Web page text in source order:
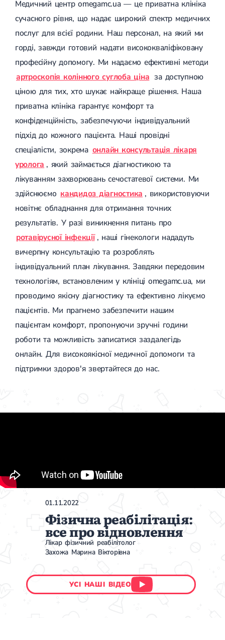
Медичний центр omegamc.ua — це приватна клініка
сучасного рівня, що надає широкий спектр медичних
послуг для всієї родини. Наш персонал, на який ми
горді, завжди готовий надати висококваліфіковану
професійну допомогу. Ми надаємо ефективні методи
артроскопія колінного суглоба ціна за доступною
ціною для тих, хто шукає найкраще рішення. Наша
приватна клініка гарантує комфорт та
конфіденційність, забезпечуючи індивідуальний
підхід до кожного пацієнта. Наші провідні
спеціалісти, зокрема онлайн консультація лікаря
уролога , який займається діагностикою та
лікуванням захворювань сечостатевої системи. Ми
здійснюємо кандидоз діагностика , використовуючи
новітнє обладнання для отримання точних
результатів. У разі виникнення питань про
ротавірусної інфекції , наші гінекологи нададуть
вичерпну консультацію та розроблять
індивідуальний план лікування. Завдяки передовим
технологіям, встановленим у клініці omegamc.ua, ми
проводимо якісну діагностику та ефективно лікуємо
пацієнтів. Ми прагнемо забезпечити нашим
пацієнтам комфорт, пропонуючи зручні години
роботи та можливість записатися заздалегідь
онлайн. Для високоякісної медичної допомоги та
підтримки здоров'я звертайтеся до нас.
01.11.2022
Фізична реабілітація:
все про відновлення
Лікар фізичний реабілітолог
Захожа Марина Вікторівна
УСІ НАШІ ВІДЕО